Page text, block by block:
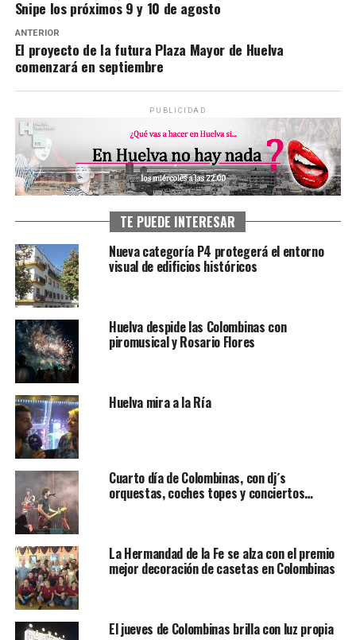
Snipe los próximos 9 y 10 de agosto
ANTERIOR
El proyecto de la futura Plaza Mayor de Huelva
comenzará en septiembre
PUBLICIDAD
TE PUEDE INTERESAR
Nueva categoría P4 protegerá el entorno
visual de edificios históricos
Huelva despide las Colombinas con
piromusical y Rosario Flores
Huelva mira a la Ría
Cuarto día de Colombinas, con dj´s
orquestas, coches topes y conciertos…
La Hermandad de la Fe se alza con el premio
mejor decoración de casetas en Colombinas
El jueves de Colombinas brilla con luz propia